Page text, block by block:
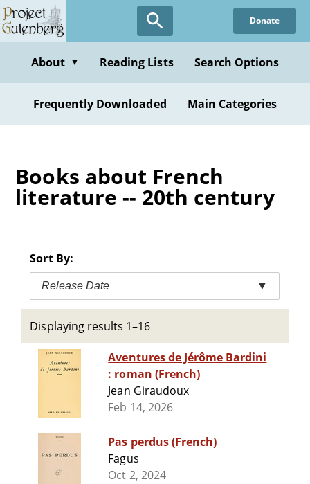
Skip
to
content
Donate
About ▼ Reading Lists Search Options
Frequently Downloaded Main Categories
Books about French
literature -- 20th century
Sort By:
Release Date ▼
Displaying results 1–16
Aventures de Jérôme Bardini
: roman (French)
Jean Giraudoux
Feb 14, 2026
Pas perdus (French)
Fagus
Oct 2, 2024